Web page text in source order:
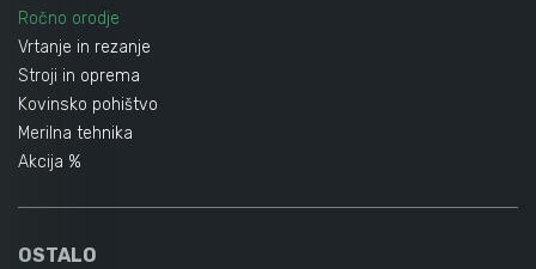
Ročno orodje
Vrtanje in rezanje
Stroji in oprema
Kovinsko pohištvo
Merilna tehnika
Akcija %
OSTALO